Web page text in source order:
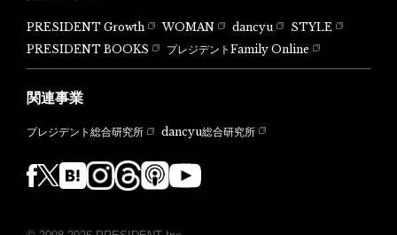
PRESIDENT Growth WOMAN dancyu
STYLE
PRESIDENT BOOKS
プレジデントFamily Online
関連事業
プレジデント総合研究所 dancyu総合研究所